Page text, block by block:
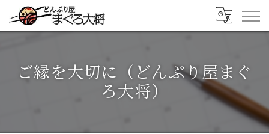
ご縁を大切に（どんぶり屋まぐ
ろ大将）